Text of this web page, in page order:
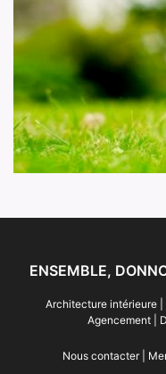
ENSEMBLE,
Architecture intérieure
Agencement|
Nous contacter|